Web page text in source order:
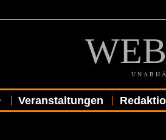
Veranstaltungen